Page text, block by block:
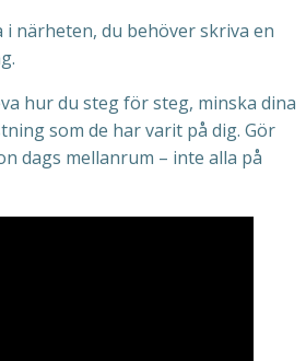
i närheten, du behöver skriva en
hur du steg för steg, minska dina
som de har varit på dig. Gör
dags mellanrum – inte alla på